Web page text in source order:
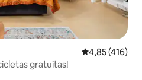
4,85 de uma
4,85 (416)
gratuitas!